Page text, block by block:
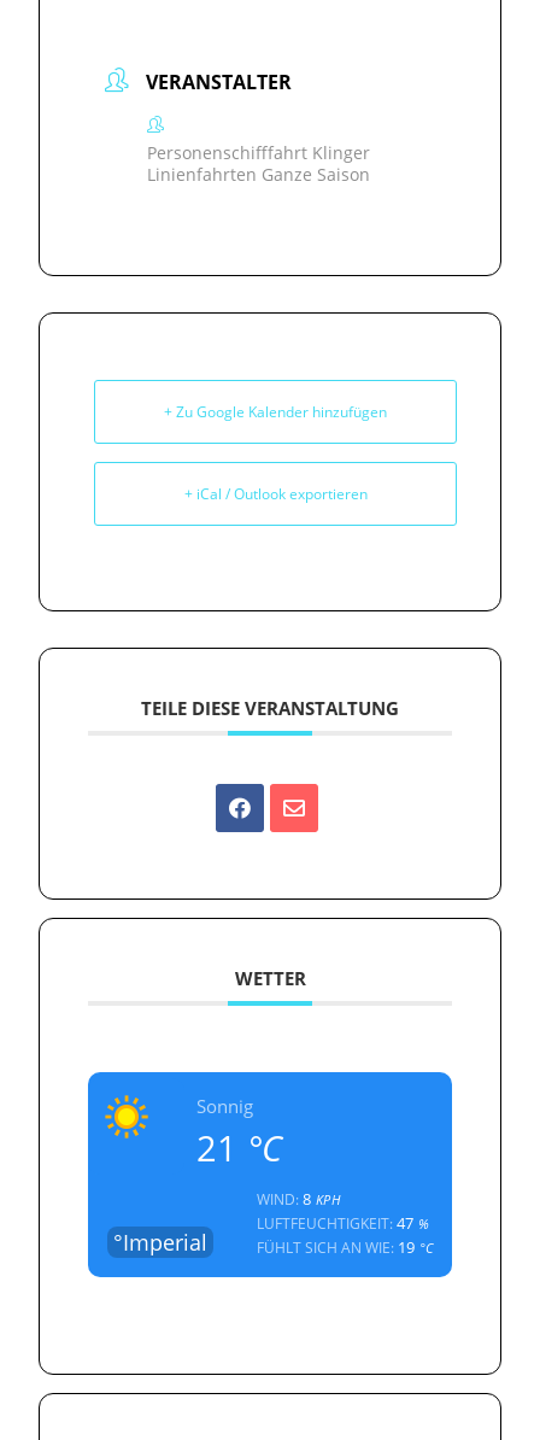
VERANSTALTER
Personenschifffahrt Klinger
Linienfahrten Ganze Saison
+ Zu Google Kalender hinzufügen
+ iCal / Outlook exportieren
TEILE DIESE VERANSTALTUNG
WETTER
Sonnig
21 °C
°Imperial
WIND:8 KPH
LUFTFEUCHTIGKEIT:47 %
FÜHLT SICH AN WIE: 19 °C